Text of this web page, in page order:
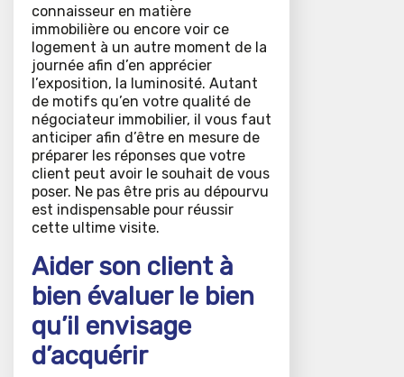
connaisseur en matière
immobilière ou encore voir ce
logement à un autre moment de la
journée afin d’en apprécier
l’exposition, la luminosité. Autant
de motifs qu’en votre qualité de
négociateur immobilier, il vous faut
anticiper afin d’être en mesure de
préparer les réponses que votre
client peut avoir le souhait de vous
poser. Ne pas être pris au dépourvu
est indispensable pour réussir
cette ultime visite.
Aider son client à
bien évaluer le bien
qu’il envisage
d’acquérir